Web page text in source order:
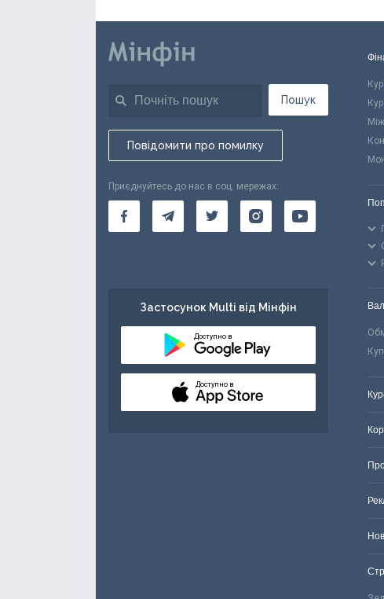
Пошук
Повідомити про помилку
Приєднуйтесь до нас в соц. мережах:
Застосунок Multi від Мінфін
Доступно в
Доступно в